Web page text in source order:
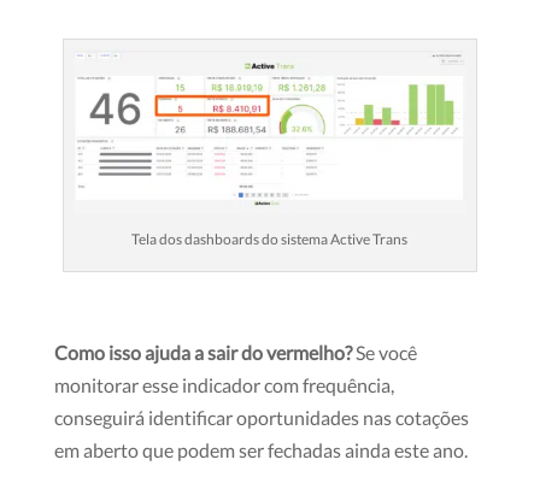
Tela dos dashboards do sistema Active Trans
Como isso ajuda a sair do vermelho?Se você
monitorar esse indicador com frequência,
conseguirá identificar oportunidades nas cotações
em aberto que podem ser fechadas ainda este ano.